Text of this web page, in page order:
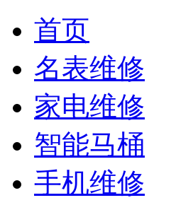
首页
名表维修
家电维修
智能马桶
手机维修